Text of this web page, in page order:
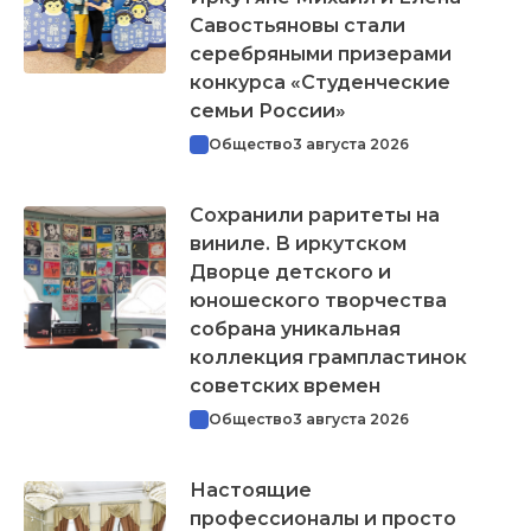
Савостьяновы стали
серебряными призерами
конкурса «Студенческие
семьи России»
Общество3 августа 2026
Сохранили раритеты на
виниле. В иркутском
Дворце детского и
юношеского творчества
собрана уникальная
коллекция грампластинок
советских времен
Общество3 августа 2026
Настоящие
профессионалы и просто